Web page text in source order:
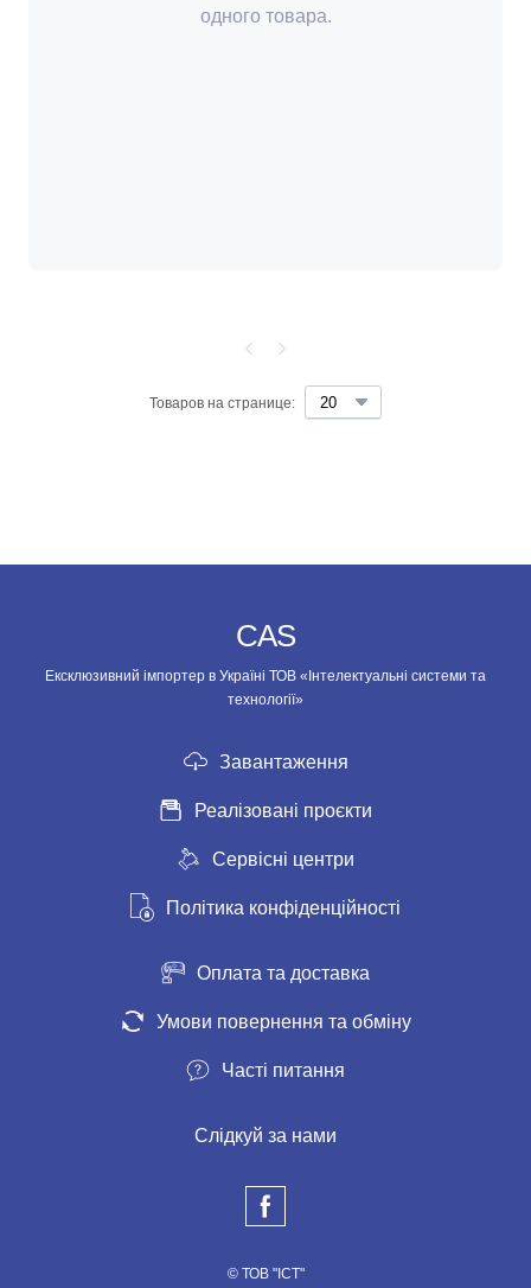
одного товара.
Товаров на странице:
CAS
Ексклюзивний імпортер в Україні ТОВ «Інтелектуальні системи та
технології»
Завантаження
Реалізовані проєкти
Сервісні центри
Політика конфіденційності
Оплата та доставка
Умови повернення та обміну
Часті питання
Слідкуй за нами
© ТОВ "ІСТ"